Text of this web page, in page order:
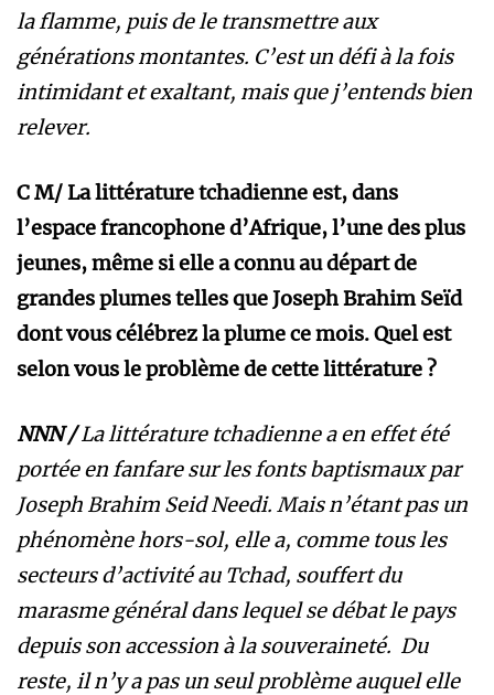
la flamme, puis de le transmettre aux
générations montantes. C’est un défi à la fois
intimidant et exaltant, mais que j’entends bien
relever.
C M/ La littérature tchadienne est, dans
l’espace francophone d’Afrique, l’une des plus
jeunes, même si elle a connu au départ de
grandes plumes telles que Joseph Brahim Seïd
dont vous célébrez la plume ce mois. Quel est
selon vous le problème de cette littérature ?
NNN /La littérature tchadienne a en effet été
portée en fanfare sur les fonts baptismaux par
Joseph Brahim Seid Needi. Mais n’étant pas un
phénomène hors-sol, elle a, comme tous les
secteurs d’activité au Tchad, souffert du
marasme général dans lequel se débat le pays
depuis son accession à la souveraineté. Du
reste, il n’y a pas un seul problème auquel elle